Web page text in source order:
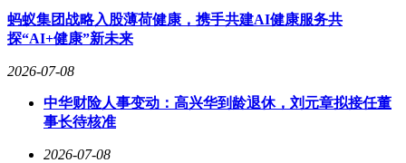
蚂蚁集团战略入股薄荷健康，携手共建AI健康服务共
探“AI+健康”新未来
2026-07-08
中华财险人事变动：高兴华到龄退休，刘元章拟接任董
事长待核准
2026-07-08